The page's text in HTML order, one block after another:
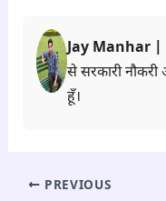
Jay Manhar
से सरकारी
हूँ।
PREVIOUS